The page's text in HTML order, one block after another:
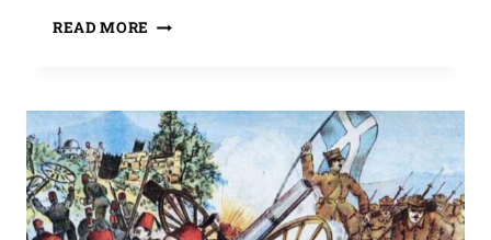
READ MORE ΣΕΠΤΕΜΒΡΙΑΝΆ
ΚΤΗΝΩΔΊΑ
ΣΕ
ΒΆΡΟΣ
ΤΩΝ
ΕΛΛΉΝΩΝ
ΤΗΣ